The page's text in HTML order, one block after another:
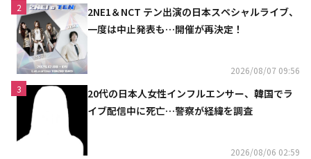
2
2NE1＆NCT テン出演の日本スペシャルライブ、
一度は中止発表も…開催が再決定！
2026/08/07 09:56
3
20代の日本人女性インフルエンサー、韓国でラ
イブ配信中に死亡…警察が経緯を調査
2026/08/06 02:59